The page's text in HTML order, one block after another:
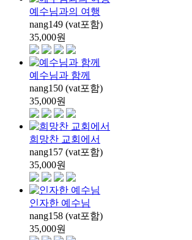
예수님과의 여행
nang149 (vat포함)
35,000원
예수님과 함께
nang150 (vat포함)
35,000원
희망찬 교회에서
nang157 (vat포함)
35,000원
인자한 예수님
nang158 (vat포함)
35,000원